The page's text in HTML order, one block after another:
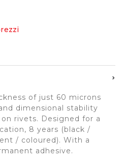
of just 60 microns
dimensional stability
rivets. Designed for a
8 years (black /
/ coloured). With a
adhesive.